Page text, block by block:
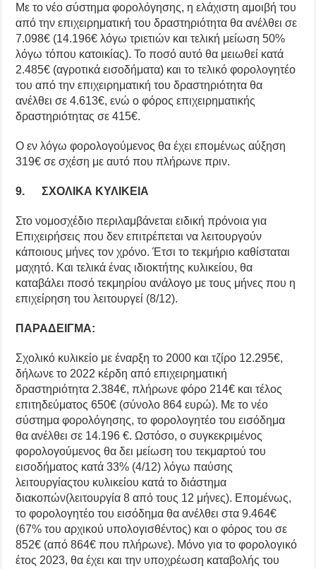
Με το νέο σύστημα φορολόγησης, η ελάχιστη αμοιβή του
από την επιχειρηματική του δραστηριότητα θα ανέλθει σε
7.098€ (14.196€ λόγω τριετιών και τελική μείωση 50%
λόγω τόπου κατοικίας). Το ποσό αυτό θα μειωθεί κατά
2.485€ (αγροτικά εισοδήματα) και το τελικό φορολογητέο
του από την επιχειρηματική του δραστηριότητα θα
ανέλθει σε 4.613€, ενώ ο φόρος επιχειρηματικής
δραστηριότητας σε 415€.
Ο εν λόγω φορολογούμενος θα έχει επομένως αύξηση
319€ σε σχέση με αυτό που πλήρωνε πριν.
9. ΣΧΟΛΙΚΑ ΚΥΛΙΚΕΙΑ
Στο νομοσχέδιο περιλαμβάνεται ειδική πρόνοια για
Επιχειρήσεις που δεν επιτρέπεται να λειτουργούν
κάποιους μήνες τον χρόνο. Έτσι το τεκμήριο καθίσταται
μαχητό. Και τελικά ένας ιδιοκτήτης κυλικείου, θα
καταβάλει ποσό τεκμηρίου ανάλογο με τους μήνες που η
επιχείρηση του λειτουργεί (8/12).
ΠΑΡΑΔΕΙΓΜΑ:
Σχολικό κυλικείο με έναρξη το 2000 και τζίρο 12.295€,
δήλωνε το 2022 κέρδη από επιχειρηματική
δραστηριότητα 2.384€, πλήρωνε φόρο 214€ και τέλος
επιτηδεύματος 650€ (σύνολο 864 ευρώ). Με το νέο
σύστημα φορολόγησης, το φορολογητέο του εισόδημα
θα ανέλθει σε 14.196 €. Ωστόσο, ο συγκεκριμένος
φορολογούμενος θα δει μείωση του τεκμαρτού του
εισοδήματος κατά 33% (4/12) λόγω παύσης
λειτουργίαςτου κυλικείου κατά το διάστημα
διακοπών(λειτουργία 8 από τους 12 μήνες). Επομένως,
το φορολογητέο του εισόδημα θα ανέλθει στα 9.464€
(67% του αρχικού υπολογισθέντος) και ο φόρος του σε
852€ (από 864€ που πλήρωνε). Μόνο για το φορολογικό
έτος 2023, θα έχει και την υποχρέωση καταβολής του